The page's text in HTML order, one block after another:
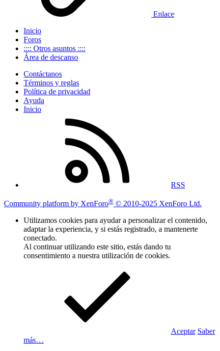
Enlace
Inicio
Foros
:::: Otros asuntos ::::
Área de descanso
Contáctanos
Términos y reglas
Política de privacidad
Ayuda
Inicio
RSS
Community platform by XenForo® © 2010-2025 XenForo Ltd.
Utilizamos cookies para ayudar a personalizar el contenido,
adaptar la experiencia, y si estás registrado, a mantenerte
conectado.
Al continuar utilizando este sitio, estás dando tu
consentimiento a nuestra utilización de cookies.
Aceptar Saber
más…